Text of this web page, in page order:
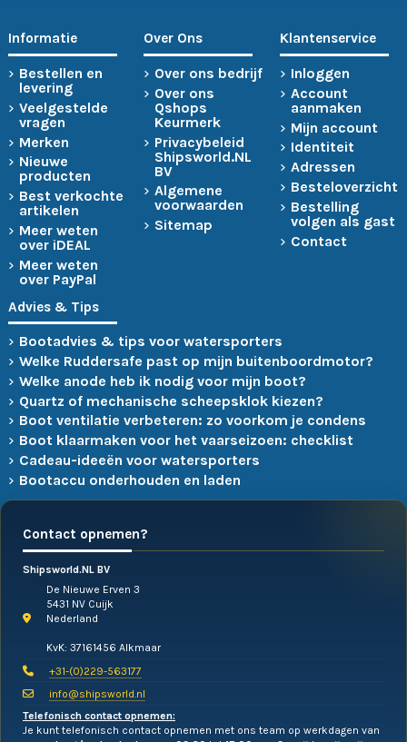
Informatie
Bestellen en
levering
Veelgestelde
vragen
Merken
Nieuwe
producten
Best verkochte
artikelen
Meer weten
over iDEAL
Meer weten
over PayPal
Over Ons
Over ons bedrijf
Over ons
Qshops
Keurmerk
Privacybeleid
Shipsworld.NL
BV
Algemene
voorwaarden
Sitemap
Klantenservice
Inloggen
Account
aanmaken
Mijn account
Identiteit
Adressen
Besteloverzicht
Bestelling
volgen als gast
Contact
Advies & Tips
Bootadvies & tips voor watersporters
Welke Ruddersafe past op mijn buitenboordmotor?
Welke anode heb ik nodig voor mijn boot?
Quartz of mechanische scheepsklok kiezen?
Boot ventilatie verbeteren: zo voorkom je condens
Boot klaarmaken voor het vaarseizoen: checklist
Cadeau-ideeën voor watersporters
Bootaccu onderhouden en laden
Contact opnemen?
Shipsworld.NL BV
De Nieuwe Erven 3
5431 NV Cuijk
Nederland
KvK: 37161456 Alkmaar
+31-(0)229-563177
info@shipsworld.nl
Telefonisch contact opnemen:
Je kunt telefonisch contact opnemen met ons team op werkdagen van